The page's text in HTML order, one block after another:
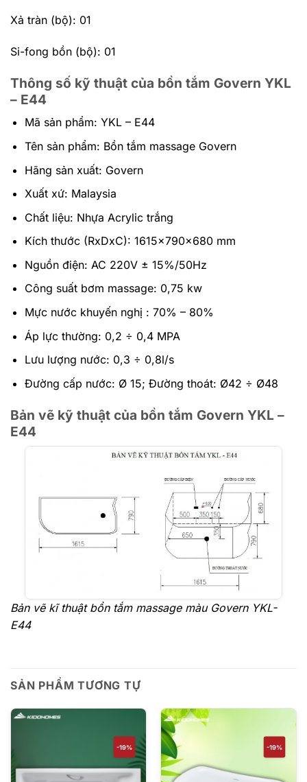
Xả tràn (bộ): 01
Si-fong bồn (bộ): 01
Thông số kỹ thuật của bồn tắm Govern YKL
– E44
Mã sản phẩm: YKL – E44
Tên sản phẩm: Bồn tắm massage Govern
Hãng sản xuất: Govern
Xuất xứ: Malaysia
Chất liệu: Nhựa Acrylic trắng
Kích thước (RxDxC): 1615x790x680 mm
Nguồn điện: AC 220V ± 15%/50Hz
Công suất bơm massage: 0,75 kw
Mực nước khuyến nghị : 70% – 80%
Áp lực thường: 0,2 ÷ 0,4 MPA
Lưu lượng nước: 0,3 ÷ 0,8l/s
Đường cấp nước: Ø 15; Đường thoát: Ø42 ÷ Ø48
Bản vẽ kỹ thuật của bồn tắm Govern YKL –
E44
Bản vẽ kĩ thuật bồn tắm massage màu Govern YKL-
E44
SẢN PHẨM TƯƠNG TỰ
-19% -19%